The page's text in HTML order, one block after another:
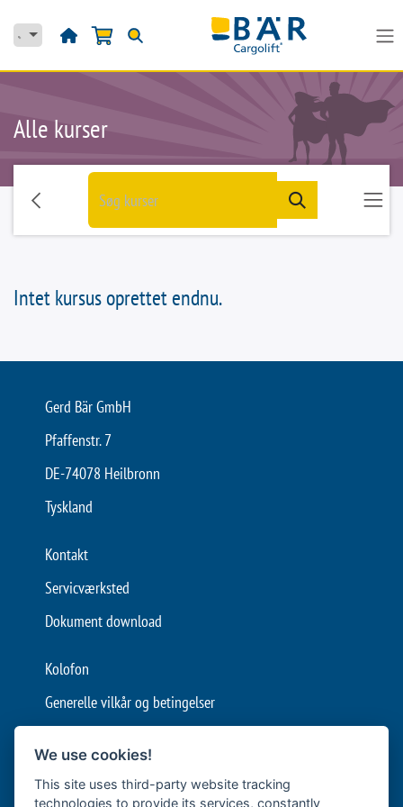
Alle kurser
Intet kursus oprettet endnu.
Gerd Bär GmbH
Pfaffenstr. 7
DE-74078 Heilbronn
Tyskland
Kontakt
Servicværksted
Dokument download
Kolofon
Generelle vilkår og betingelser
We use cookies!
This site uses third-party website tracking
technologies to provide its services, constantly